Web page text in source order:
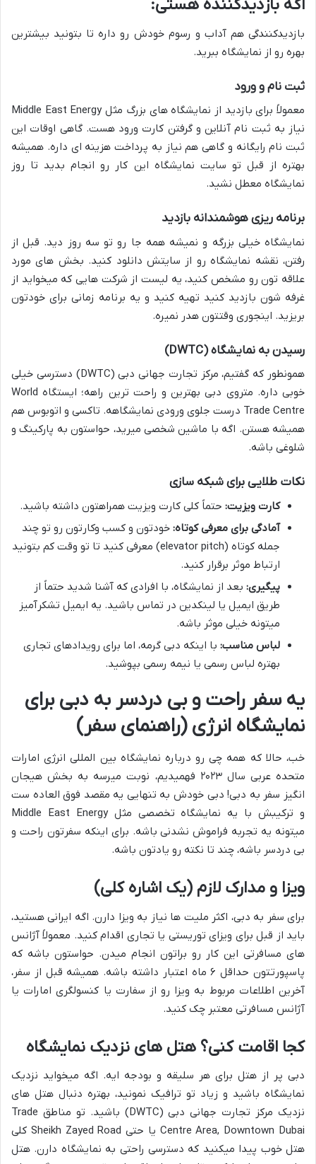
اگه بازدیدکننده هستی:
بازدیدکنندگی هم آداب و رسوم خودش رو داره تا بتونید بیشترین
بهره رو از نمایشگاه ببرید.
ثبت نام و ورود
معمولاً برای بازدید از نمایشگاه های بزرگ مثل Middle East Energy
نیاز به ثبت نام آنلاین و گرفتن کارت ورود هست. گاهی اوقات این
ثبت نام رایگانه و گاهی هم نیاز به پرداخت هزینه ای داره. همیشه
بهتره از قبل تو سایت نمایشگاه این کار رو انجام بدید تا روز
نمایشگاه معطل نشید.
برنامه ریزی هوشمندانه بازدید
نمایشگاه خیلی بزرگه و نمیشه همه جا رو تو سه روز دید. قبل از
رفتن، نقشه نمایشگاه رو از سایتش دانلود کنید. بخش های مورد
علاقه تون رو مشخص کنید، یه لیست از شرکت هایی که میخواید از
غرفه شون بازدید کنید تهیه کنید و یه برنامه زمانی برای خودتون
بریزید. اینجوری وقتتون هدر نمیره.
رسیدن به نمایشگاه (DWTC)
همونطور که گفتیم، مرکز تجارت جهانی دبی (DWTC) دسترسی خیلی
خوبی داره. متروی دبی بهترین و راحت ترین راهه؛ ایستگاه World
Trade Centre درست جلوی ورودی نمایشگاهه. تاکسی و اتوبوس هم
همیشه هستن. اگه با ماشین شخصی میرید، حواستون به پارکینگ و
شلوغی باشه.
نکات طلایی برای شبکه سازی
کارت ویزیت: حتماً کلی کارت ویزیت همراهتون داشته باشید.
آمادگی برای معرفی کوتاه: خودتون و کسب وکارتون رو تو چند
جمله کوتاه (elevator pitch) معرفی کنید تا تو وقت کم بتونید
ارتباط موثر برقرار کنید.
پیگیری: بعد از نمایشگاه، با افرادی که آشنا شدید حتماً از
طریق ایمیل یا لینکدین در تماس باشید. یه ایمیل تشکرآمیز
میتونه خیلی موثر باشه.
لباس مناسب: با اینکه دبی گرمه، اما برای رویدادهای تجاری
بهتره لباس رسمی یا نیمه رسمی بپوشید.
یه سفر راحت و بی دردسر به دبی برای
نمایشگاه انرژی (راهنمای سفر)
خب، حالا که همه چی رو درباره نمایشگاه بین المللی انرژی امارات
متحده عربی سال ۲۰۲۳ فهمیدیم، نوبت میرسه به بخش هیجان
انگیز سفر به دبی! دبی خودش به تنهایی یه مقصد فوق العاده ست
و ترکیبش با یه نمایشگاه تخصصی مثل Middle East Energy
میتونه یه تجربه فراموش نشدنی باشه. برای اینکه سفرتون راحت و
بی دردسر باشه، چند تا نکته رو یادتون باشه.
ویزا و مدارک لازم (یک اشاره کلی)
برای سفر به دبی، اکثر ملیت ها نیاز به ویزا دارن. اگه ایرانی هستید،
باید از قبل برای ویزای توریستی یا تجاری اقدام کنید. معمولاً آژانس
های مسافرتی این کار رو براتون انجام میدن. حواستون باشه که
پاسپورتتون حداقل ۶ ماه اعتبار داشته باشه. همیشه قبل از سفر،
آخرین اطلاعات مربوط به ویزا رو از سفارت یا کنسولگری امارات یا
آژانس مسافرتی معتبر چک کنید.
کجا اقامت کنی؟ هتل های نزدیک نمایشگاه
دبی پر از هتل برای هر سلیقه و بودجه ایه. اگه میخواید نزدیک
نمایشگاه باشید و زیاد تو ترافیک نمونید، بهتره دنبال هتل های
نزدیک مرکز تجارت جهانی دبی (DWTC) باشید. تو مناطق Trade
Centre Area, Downtown Dubai یا حتی Sheikh Zayed Road کلی
هتل خوب پیدا میکنید که دسترسی راحتی به نمایشگاه دارن. هتل